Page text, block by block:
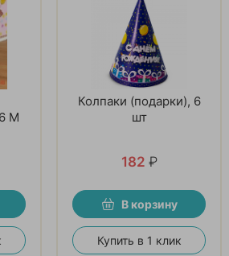
М
Колпаки (подарки), 6
шт
182 ₽
В корзину
Купить в 1 клик